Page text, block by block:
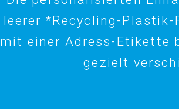
leerer *Recycling-Plastik-
mit einer Adress-Etikette
gezielt